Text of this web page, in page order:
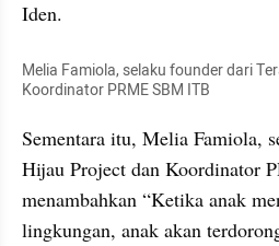
Iden.
Melia Famiola, selaku founder dari
Koordinator PRME SBM ITB
Sementara itu, Melia Famiola,
Hijau Project dan Koordinator
menambahkan “Ketika anak
lingkungan, anak akan